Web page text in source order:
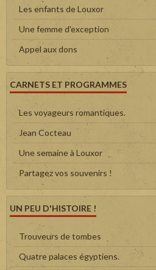
Les enfants de Louxor
Une femme d'exception
Appel aux dons
CARNETS ET PROGRAMMES
Les voyageurs romantiques.
Jean Cocteau
Une semaine à Louxor
Partagez vos souvenirs !
UN PEU D'HISTOIRE !
Trouveurs de tombes
Quatre palaces égyptiens.